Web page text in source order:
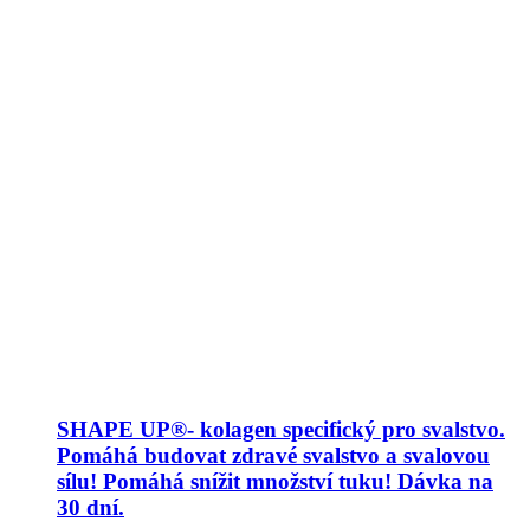
SHAPE UP®- kolagen specifický pro svalstvo.
Pomáhá budovat zdravé svalstvo a svalovou
sílu! Pomáhá snížit množství tuku! Dávka na
30 dní.